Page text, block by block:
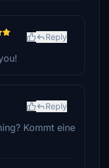
Reply
Reply
Kommt eine